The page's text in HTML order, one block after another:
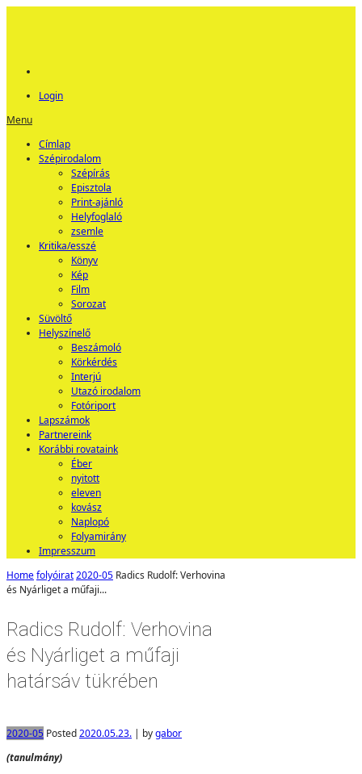
Login
Menu
Címlap
Szépirodalom
Szépírás
Episztola
Print-ajánló
Helyfoglaló
zsemle
Kritika/esszé
Könyv
Kép
Film
Sorozat
Süvöltő
Helyszínelő
Beszámoló
Körkérdés
Interjú
Utazó irodalom
Fotóriport
Lapszámok
Partnereink
Korábbi rovataink
Éber
nyitott
eleven
kovász
Naplopó
Folyamirány
Impresszum
Homefolyóirat2020-05 Radics Rudolf: Verhovina
és Nyárliget a műfaji...
Radics Rudolf: Verhovina
és Nyárliget a műfaji
határsáv tükrében
2020-05 Posted2020.05.23. | bygabor
(tanulmány)